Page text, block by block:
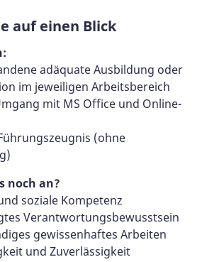
auf einen Blick
adäquate Ausbildung oder
im jeweiligen Arbeitsbereich
mit MS Office und Online-
(ohne
noch an?
soziale Kompetenz
Verantwortungsbewusstsein
gewissenhaftes Arbeiten
und Zuverlässigkeit